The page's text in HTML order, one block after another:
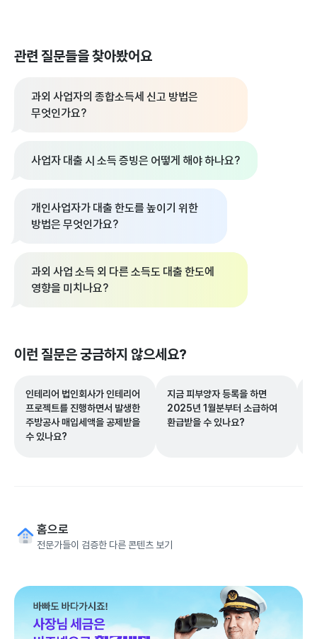
관련 질문들을 찾아봤어요
과외 사업자의 종합소득세 신고 방법은
무엇인가요?
사업자 대출 시 소득 증빙은 어떻게 해야 하나요?
개인사업자가 대출 한도를 높이기 위한
방법은 무엇인가요?
과외 사업 소득 외 다른 소득도 대출 한도에
영향을 미치나요?
이런 질문은 궁금하지 않으세요?
인테리어 법인회사가 인테리어
프로젝트를 진행하면서 발생한
주방공사 매입세액을 공제받을
수 있나요?
지금 피부양자 등록을 하면
2025년 1월분부터 소급하여
환급받을 수 있나요?
홈으로
전문가들이 검증한 다른 콘텐츠 보기